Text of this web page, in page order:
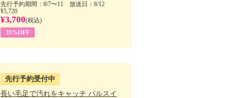
先行予約期間：8/7〜11 放送日：8/12
¥5,720
¥3,700(税込)
35%OFF
先行予約受付中
長い毛足で汚れをキャッチ パルスイ